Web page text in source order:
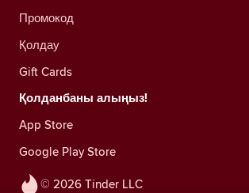
© 2026 Tinder LLC
Промокод
Қолдау
Gift Cards
Қолданбаны алыңыз!
App Store
Google Play Store